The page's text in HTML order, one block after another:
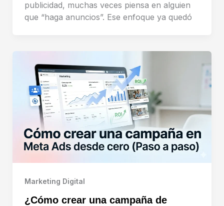
publicidad, muchas veces piensa en alguien
que “haga anuncios”. Ese enfoque ya quedó
Marketing Digital
¿Cómo crear una campaña de